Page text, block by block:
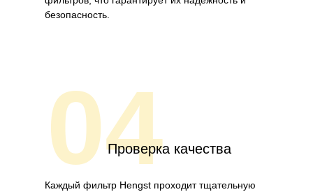
безопасность.
04Проверка качества
Каждый фильтр Hengst проходит тщательную